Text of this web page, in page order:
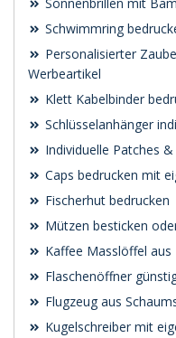
Schwimmring
Personalisierter
Werbeartikel
Klett Kabelbinder
Schlüsselanhänger
Individuelle Patches
Caps bedrucken mit
Fischerhut bedrucken
Mützen besticken
Kaffee Masslöffel aus
Flaschenöffner
Flugzeug aus
Kugelschreiber mit